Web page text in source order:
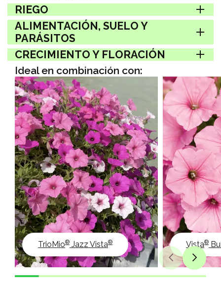
RIEGO
ALIMENTACIÓN, SUELO Y
PARÁSITOS
CRECIMIENTO Y FLORACIÓN
Ideal en combinación con:
TrioMio® Jazz Vista® Vista®